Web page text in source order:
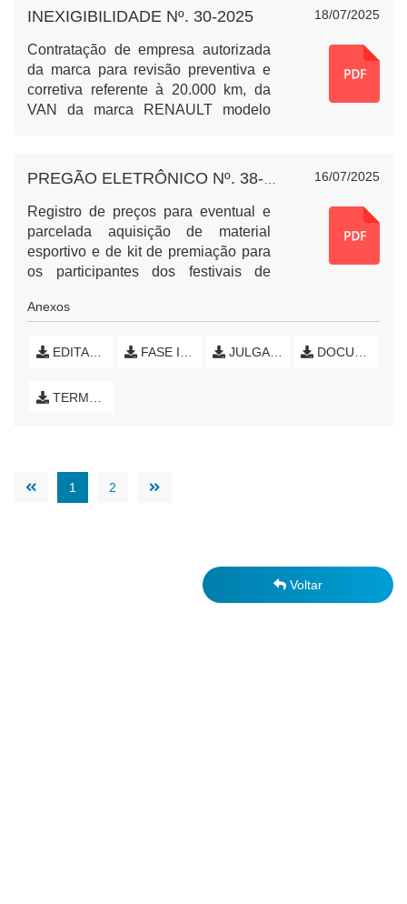
18/07/2025
INEXIGIBILIDADE Nº. 30-2025
Contratação de empresa autorizada
da marca para revisão preventiva e
corretiva referente à 20.000 km, da
VAN da marca RENAULT modelo
Esperança do Sudoeste, Paraná.
16/07/2025
Registro de preços para eventual e
parcelada aquisição de material
esportivo e de kit de premiação para
os participantes dos festivais de
serem realizados pelo Município de
Paraná.
Anexos
EDITAL DE LICITAÇÃO FASE INTERNA (INICIAL) JULGAMENTO RECURSO ADM DOCUMENTOS EMPRESAS
TERMO DE HOMOLOGAÇÃO E EXTRATO DE ATAS
1 2
Voltar